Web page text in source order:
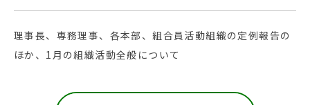
理事長、専務理事、各本部、組合員活動組織の定例報告の
ほか、1月の組織活動全般について